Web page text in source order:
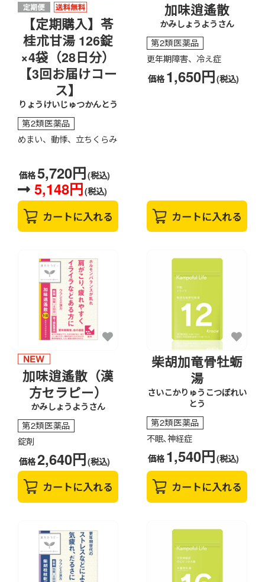
【定期購入】苓
桂朮甘湯 126錠
×4袋（28日分）
【3回お届けコー
ス】
りょうけいじゅつかんとう
第2類医薬品
めまい、動悸、立ちくらみ
価格5,720円(税込)
5,148円(税込)
カートに入れる
加味逍遙散
かみしょうようさん
第2類医薬品
更年期障害、冷え症
価格1,650円(税込)
カートに入れる
加味逍遙散（漢
方セラピー）
かみしょうようさん
第2類医薬品
錠剤
価格2,640円(税込)
カートに入れる
柴胡加竜骨牡蛎
湯
さいこかりゅうこつぼれい
とう
第2類医薬品
不眠､神経症
価格1,540円(税込)
カートに入れる